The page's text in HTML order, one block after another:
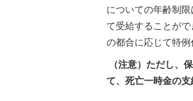
についての年齢制
て受給することが
の都合に応じて特例
（注意）ただし、
て、死亡一時金の支